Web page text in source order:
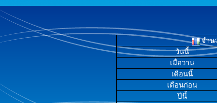
จำน
วันนี้
เมื่อวาน
เดือนนี้
เดือนก่อน
ปีนี้